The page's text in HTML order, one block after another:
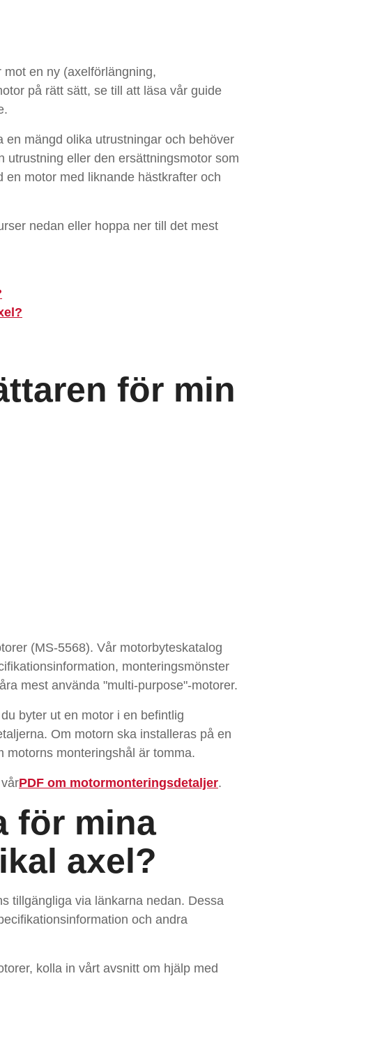
en ny (axelförlängning,
på rätt sätt, se till att läsa vår guide
mängd olika utrustningar och behöver
utrustning eller den ersättningsmotor som
motor med liknande hästkrafter och
nedan eller hoppa ner till det mest
?
för min
(MS-5568). Vår motorbyteskatalog
monteringsmönster
mest använda "multi-purpose"-motorer.
byter ut en motor i en befintlig
Om motorn ska installeras på en
motorns monteringshål är tomma.
PDF om motormonteringsdetaljer.
för mina
axel?
tillgängliga via länkarna nedan. Dessa
och andra
kolla in vårt avsnitt om hjälp med